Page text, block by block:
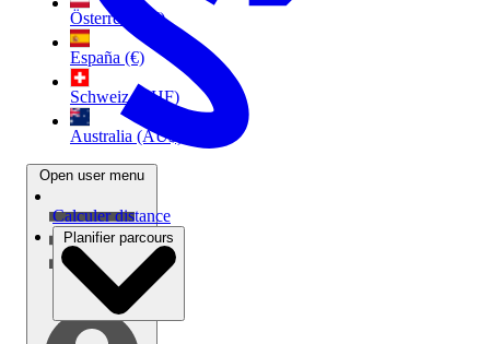
Österreich (€)
España (€)
Schweiz (CHF)
Australia (AU$)
Open user menu
Calculer distance
Planifier parcours